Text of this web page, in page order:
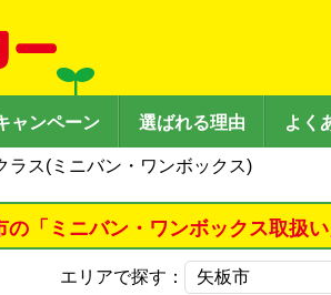
ャンペーン 選ばれる理由 よく
ラス(ミニバン・ワンボックス)
の「ミニバン・ワンボックス取扱
エリアで探す：